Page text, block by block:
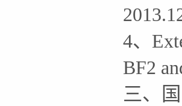
4、
BF2
三、